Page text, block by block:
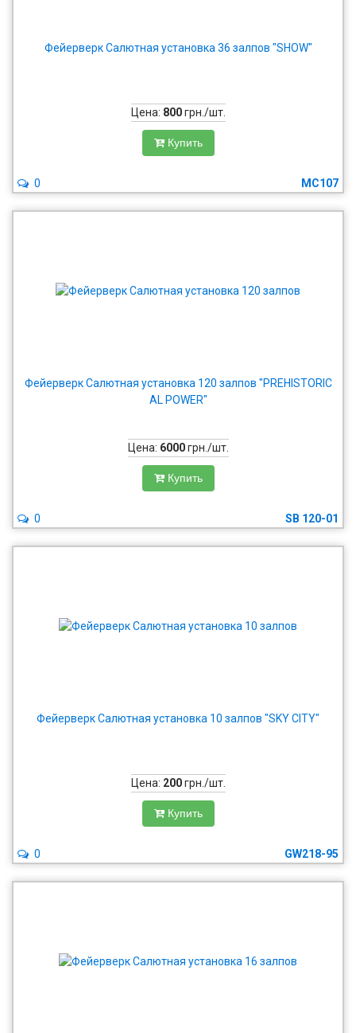
Фейерверк Салютная установка 36 залпов "SHOW"
Цена: 800грн./шт.
Купить
MC107
0
Фейерверк Салютная установка 120 залпов "PREHISTORIC
AL POWER"
Цена: 6000грн./шт.
Купить
SB 120-01
0
Фейерверк Салютная установка 10 залпов "SKY CITY"
Цена: 200грн./шт.
Купить
GW218-95
0